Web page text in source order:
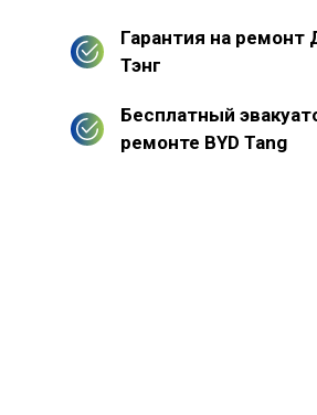
Гарантия на ремонт
Тэнг
Бесплатный
ремонте BYD Tang